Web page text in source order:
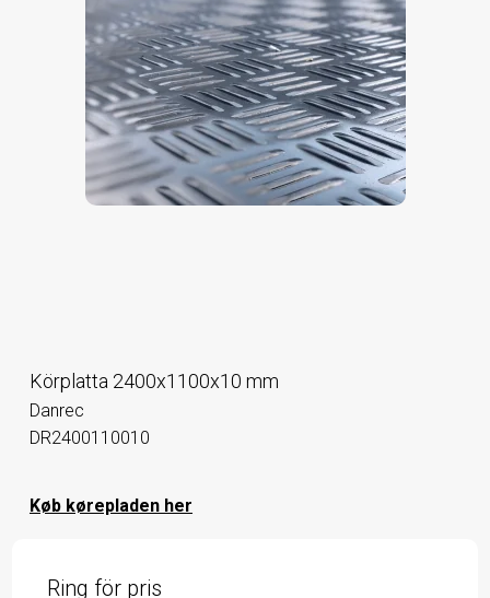
Körplatta 2400x1100x10 mm
Danrec
DR2400110010
Køb kørepladen her
Ring för pris